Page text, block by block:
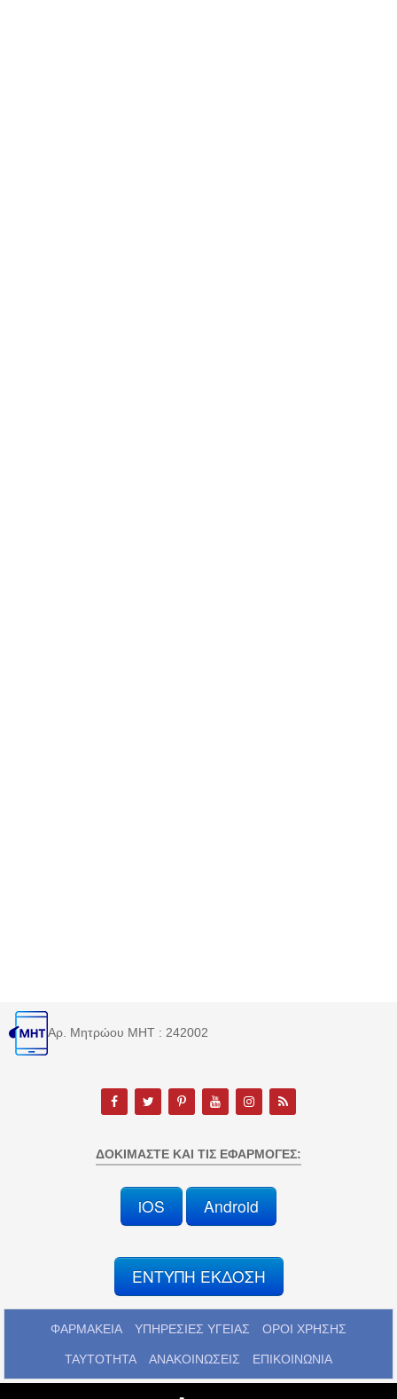
Αρ. Μητρώου MHT : 242002
ΔΟΚΙΜΆΣΤΕ ΚΑΙ ΤΙΣ ΕΦΑΡΜΟΓΈΣ:
iOS Android
ΕΝΤΥΠΗ ΕΚΔΟΣΗ
ΦΑΡΜΑΚΕΙΑ ΥΠΗΡΕΣΙΕΣ ΥΓΕΙΑΣ ΟΡΟΙ ΧΡΗΣΗΣ
ΤΑΥΤΟΤΗΤΑ ΑΝΑΚΟΙΝΩΣΕΙΣ ΕΠΙΚΟΙΝΩΝΙΑ